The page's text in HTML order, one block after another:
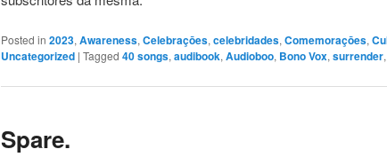
Posted in 2023, Awareness, Celebraçōes, celebridades, Comemoraçōes,
Uncategorized | Tagged 40 songs, audibook, Audioboo, Bono Vox, surrender,
Spare.